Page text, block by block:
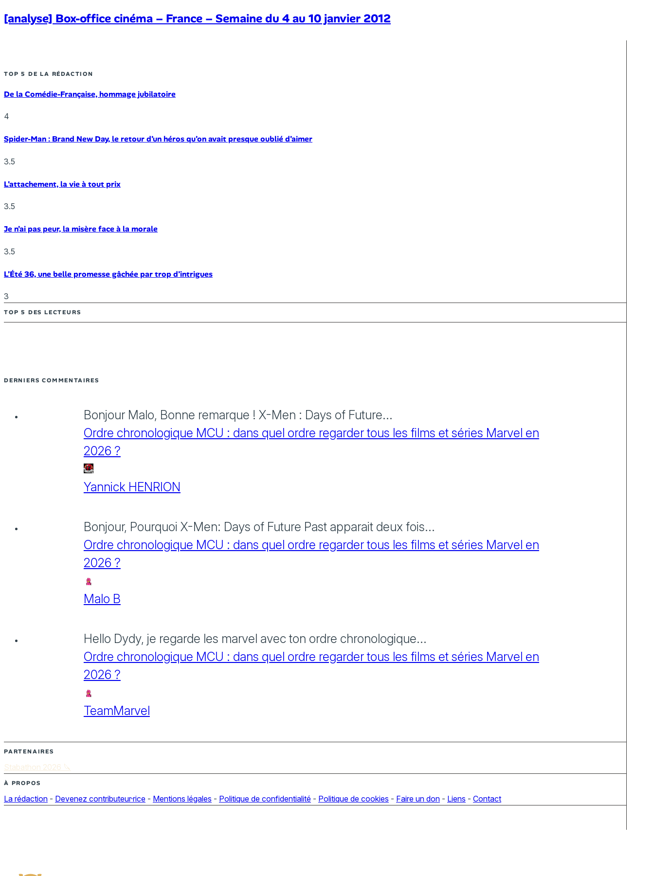
[analyse] Box-office cinéma – France – Semaine du 4 au 10 janvier 2012
TOP 5 DE LA RÉDACTION
De la Comédie-Française, hommage jubilatoire
4
Spider-Man : Brand New Day, le retour d’un héros qu’on avait presque oublié d’aimer
3.5
L’attachement, la vie à tout prix
3.5
Je n’ai pas peur, la misère face à la morale
3.5
L’Été 36, une belle promesse gâchée par trop d’intrigues
3
TOP 5 DES LECTEURS
DERNIERS COMMENTAIRES
Bonjour Malo, Bonne remarque ! X-Men : Days of Future...
Ordre chronologique MCU : dans quel ordre regarder tous les films et séries Marvel en
2026 ?
Yannick HENRION
Bonjour, Pourquoi X-Men: Days of Future Past apparait deux fois...
Ordre chronologique MCU : dans quel ordre regarder tous les films et séries Marvel en
2026 ?
Malo B
Hello Dydy, je regarde les marvel avec ton ordre chronologique...
Ordre chronologique MCU : dans quel ordre regarder tous les films et séries Marvel en
2026 ?
TeamMarvel
PARTENAIRES
Stabathon 2026 🔪
À PROPOS
La rédaction - Devenez contributeur·rice - Mentions légales - Politique de confidentialité - Politique de cookies - Faire un don - Liens - Contact